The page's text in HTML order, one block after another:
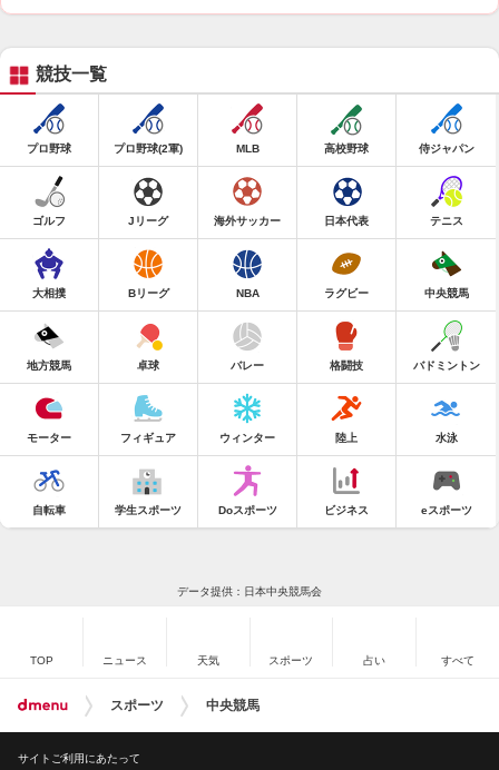
競技一覧
プロ野球 プロ野球(2軍) MLB 高校野球 侍ジャパン
ゴルフ Jリーグ 海外サッカー 日本代表 テニス
大相撲 Bリーグ NBA ラグビー 中央競馬
地方競馬 卓球 バレー 格闘技 バドミントン
モーター フィギュア ウィンター 陸上 水泳
自転車 学生スポーツ Doスポーツ ビジネス eスポーツ
データ提供：日本中央競馬会
TOP ニュース 天気 スポーツ 占い すべて
スポーツ 中央競馬
サイトご利用にあたって